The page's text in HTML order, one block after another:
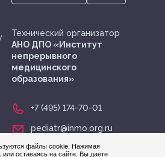
файлы cookie. Нажимая
или оставаясь на сайте, Вы даете
Технический организатор
АНО ДПО «Институт
непрерывного
медицинского
образования»
+7 (495) 174-70-01
pediatr@inmo.org.ru